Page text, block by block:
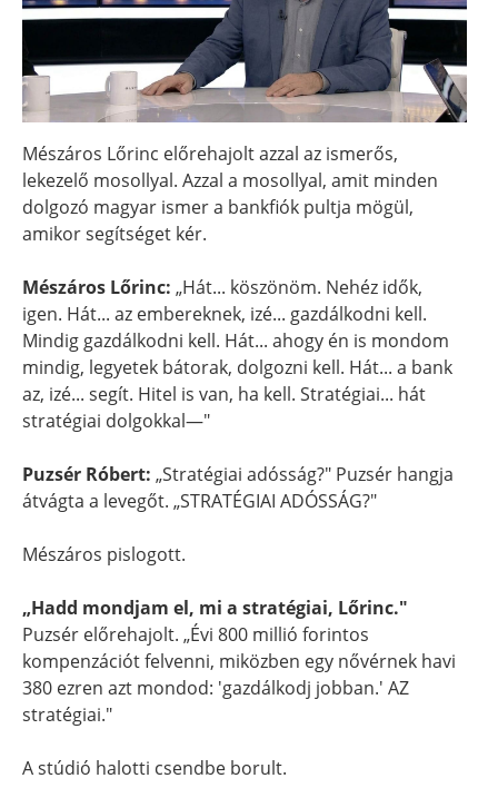
Mészáros Lőrinc előrehajolt azzal az ismerős,
lekezelő mosollyal. Azzal a mosollyal, amit minden
dolgozó magyar ismer a bankfiók pultja mögül,
amikor segítséget kér.
Mészáros Lőrinc: „Hát... köszönöm. Nehéz idők,
igen. Hát... az embereknek, izé... gazdálkodni kell.
Mindig gazdálkodni kell. Hát... ahogy én is mondom
mindig, legyetek bátorak, dolgozni kell. Hát... a bank
az, izé... segít. Hitel is van, ha kell. Stratégiai... hát
stratégiai dolgokkal—"
Puzsér Róbert: „Stratégiai adósság?" Puzsér hangja
átvágta a levegőt. „STRATÉGIAI ADÓSSÁG?"
Mészáros pislogott.
„Hadd mondjam el, mi a stratégiai, Lőrinc."
Puzsér előrehajolt. „Évi 800 millió forintos
kompenzációt felvenni, miközben egy nővérnek havi
380 ezren azt mondod: 'gazdálkodj jobban.' AZ
stratégiai."
A stúdió halotti csendbe borult.